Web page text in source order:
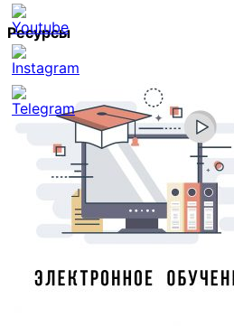
Set
Youtube
Channel
Ресурсы